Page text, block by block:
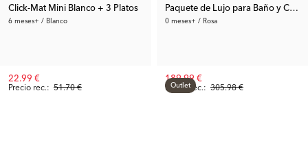
Click-Mat Mini Blanco + 3 Platos
6 meses+ / Blanco
Precio rec.: 51.70 €
22.99 €
Paquete de Lujo para Baño y
0 meses+ / Rosa
Precio rec.: 305.98 €
189.99 €
Outlet